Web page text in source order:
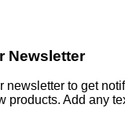
Newsletter
newsletter to get
products. Add any